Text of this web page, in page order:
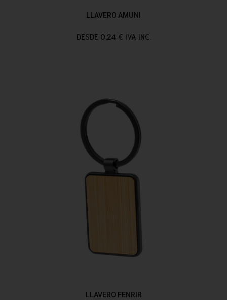
LLAVERO AMUNI
DESDE 0,24 € IVA INC.
LLAVERO FENRIR